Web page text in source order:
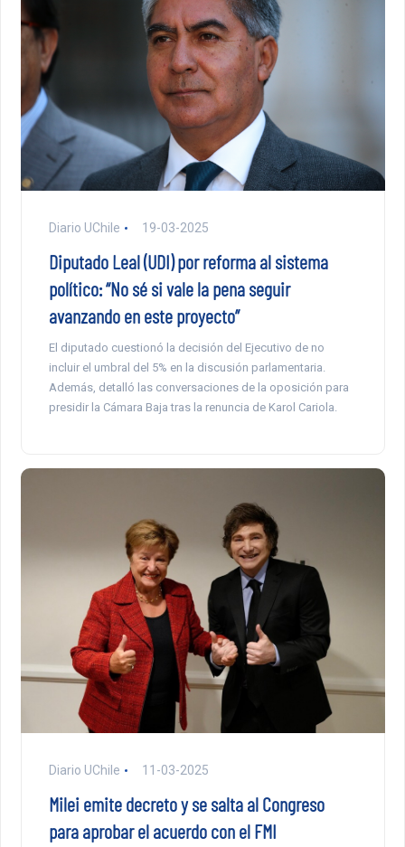
Diario UChile 19-03-2025
Diputado Leal (UDI) por reforma al sistema
político: “No sé si vale la pena seguir
avanzando en este proyecto”
El diputado cuestionó la decisión del Ejecutivo de no
incluir el umbral del 5% en la discusión parlamentaria.
Además, detalló las conversaciones de la oposición para
presidir la Cámara Baja tras la renuncia de Karol Cariola.
Diario UChile 11-03-2025
Milei emite decreto y se salta al Congreso
para aprobar el acuerdo con el FMI